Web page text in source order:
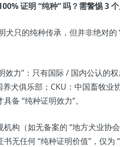
证明 “纯种” 吗？需警惕 3
犬只的纯种传承，但并非绝对
效力”：只有国际 / 国内公认的
犬俱乐部；CKU：中国畜牧业
备 “纯种证明效力”。
机构（如无备案的 “地方犬业协
无任何 “纯种证明价值”，仅为 “